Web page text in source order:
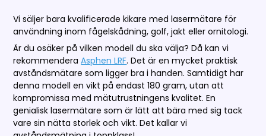
Vi säljer bara kvalificerade kikare med lasermätare för
användning inom fågelskådning, golf, jakt eller ornitologi.
Är du osäker på vilken modell du ska välja? Då kan vi
rekommenderaAsphen LRF. Det är en mycket praktisk
avståndsmätare som ligger bra i handen. Samtidigt har
denna modell en vikt på endast 180 gram, utan att
kompromissa med mätutrustningens kvalitet. En
genialisk lasermätare som är lätt att bära med sig tack
vare sin nätta storlek och vikt. Det kallar vi